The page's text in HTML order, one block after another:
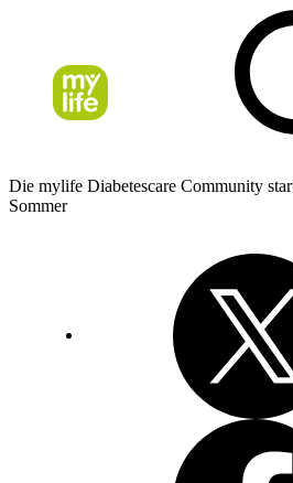
Die mylife Diabetescare Community
Sommer